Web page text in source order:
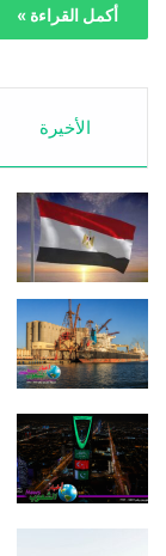
أكمل القراءة »
الأخيرة